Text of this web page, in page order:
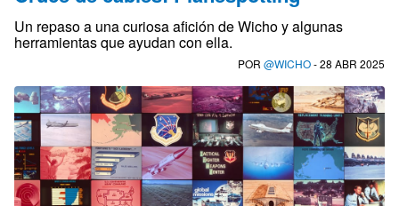
Un repaso a una curiosa afición de Wicho y algunas
herramientas que ayudan con ella.
POR @WICHO- 28 ABR 2025